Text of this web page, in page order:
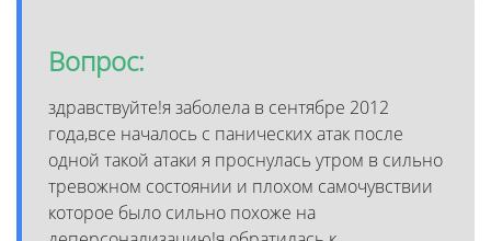
Вопрос:
здравствуйте!я заболела в сентябре 2012
года,все началось с панических атак после
одной такой атаки я проснулась утром в сильно
тревожном состоянии и плохом самочувствии
которое было сильно похоже на